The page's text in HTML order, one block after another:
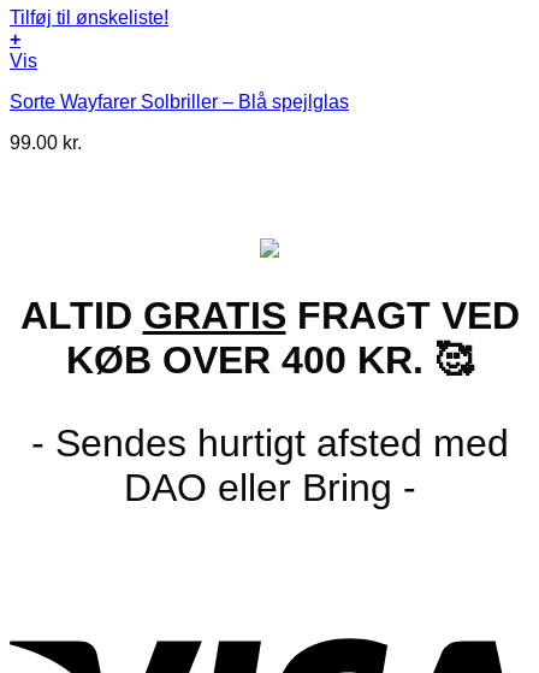
Tilføj til ønskeliste!
+
Vis
Sorte Wayfarer Solbriller – Blå spejlglas
99.00 kr.
ALTID GRATIS FRAGT VED
KØB OVER 400 KR. 🥰
- Sendes hurtigt afsted med
DAO eller Bring -